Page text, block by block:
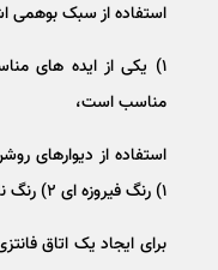
استفاده از سبک بوهمی
۱) یکی از ایده های
مناسب است،
استفاده از دیوارهای
۱) رنگ فیروزه ای ۲) رنگ نارنجی ۳) رنگ صورتی یا قرمز
برای ایجاد یک اتاق